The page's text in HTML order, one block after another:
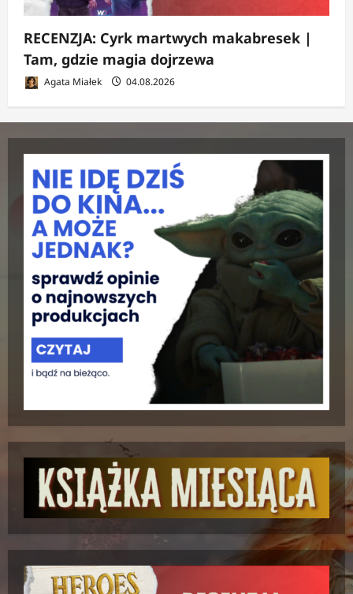
RECENZJA: Cyrk martwych makabresek |
Tam, gdzie magia dojrzewa
Agata Miałek 04.08.2026